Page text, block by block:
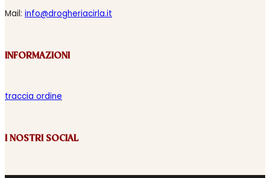
Mail: info@drogheriacirla.it
INFORMAZIONI
traccia ordine
I NOSTRI SOCIAL